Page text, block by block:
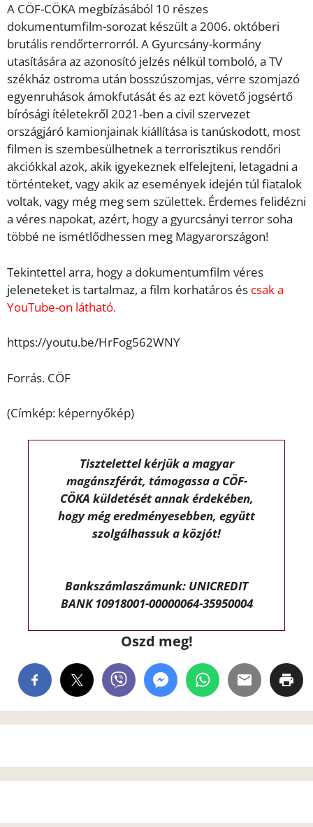
A CÖF-CÖKA megbízásából 10 részes
dokumentumfilm-sorozat készült a 2006. októberi
brutális rendőrterrorról. A Gyurcsány-kormány
utasítására az azonosító jelzés nélkül tomboló, a TV
székház ostroma után bosszúszomjas, vérre szomjazó
egyenruhások ámokfutását és az ezt követő jogsértő
bírósági ítéletekről 2021-ben a civil szervezet
országjáró kamionjainak kiállítása is tanúskodott, most
filmen is szembesülhetnek a terrorisztikus rendőri
akciókkal azok, akik igyekeznek elfelejteni, letagadni a
történteket, vagy akik az események idején túl fiatalok
voltak, vagy még meg sem születtek. Érdemes felidézni
a véres napokat, azért, hogy a gyurcsányi terror soha
többé ne ismétlődhessen meg Magyarországon!
Tekintettel arra, hogy a dokumentumfilm véres
jeleneteket is tartalmaz, a film korhatáros és csak a
YouTube-on látható.
https://youtu.be/HrFog562WNY
Forrás. CÖF
(Címkép: képernyőkép)
Tisztelettel kérjük a magyar
magánszférát, támogassa a CÖF-
CÖKA küldetését annak érdekében,
hogy még eredményesebben, együtt
szolgálhassuk a közjót!
Bankszámlaszámunk: UNICREDIT
BANK 10918001-00000064-35950004
Oszd meg!